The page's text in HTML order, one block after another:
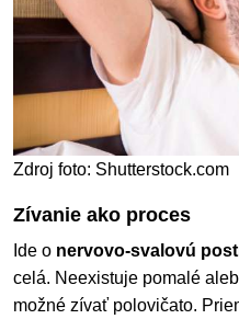
Zdroj foto: Shutterstock.com
Zívanie ako proces
Ide o nervovo-svalovú
celá. Neexistuje pomalé
možné zívať polovičato.